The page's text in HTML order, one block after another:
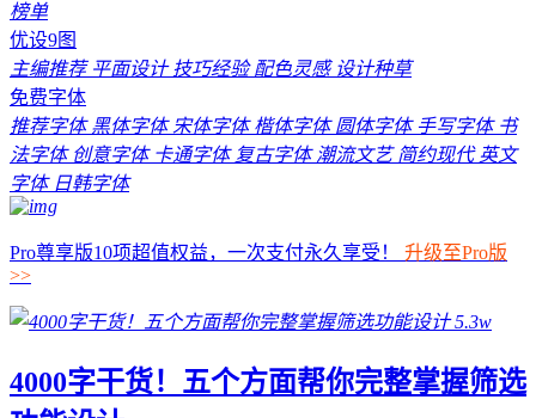
榜单
优设9图
主编推荐平面设计技巧经验配色灵感设计种草
免费字体
推荐字体黑体字体宋体字体楷体字体圆体字体手写字体书
法字体创意字体卡通字体复古字体潮流文艺简约现代英文
字体日韩字体
Pro尊享版10项超值权益，一次支付永久享受！ 升级至Pro版
>>
5.3w
4000字干货！五个方面帮你完整掌握筛选